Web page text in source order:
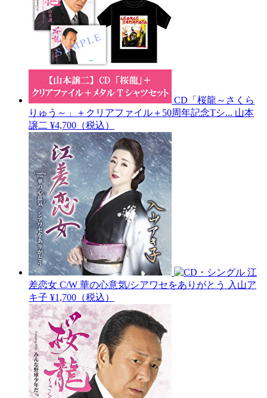
CD「桜龍～さくら
りゅう～」＋クリアファイル＋50周年記念Tシ... 山本
譲二 ¥4,700（税込）
江
差恋女 C/W 華の心意気/シアワセをありがとう
入山ア
キ子 ¥1,700（税込）